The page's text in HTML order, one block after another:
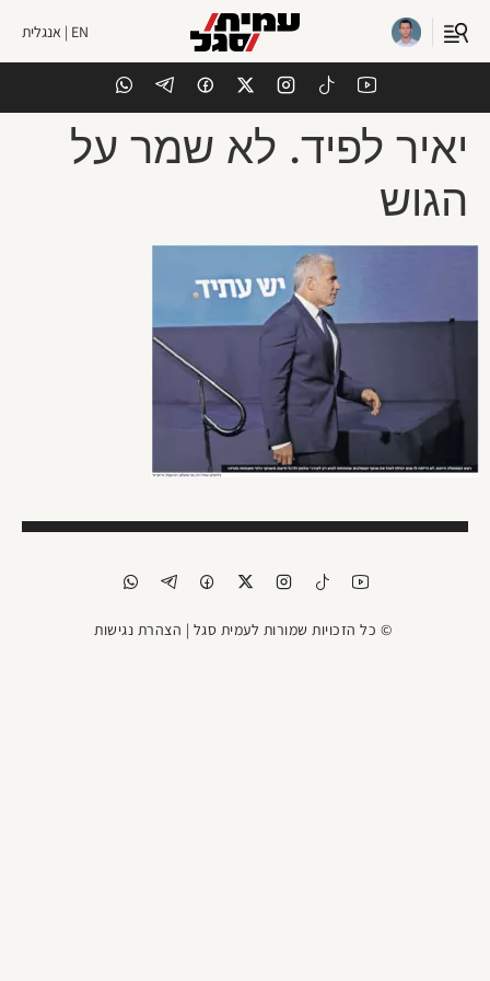
EN | אנגלית
יאיר לפיד. לא שמר על
הגוש
© כל הזכויות שמורות לעמית סגל | הצהרת נגישות